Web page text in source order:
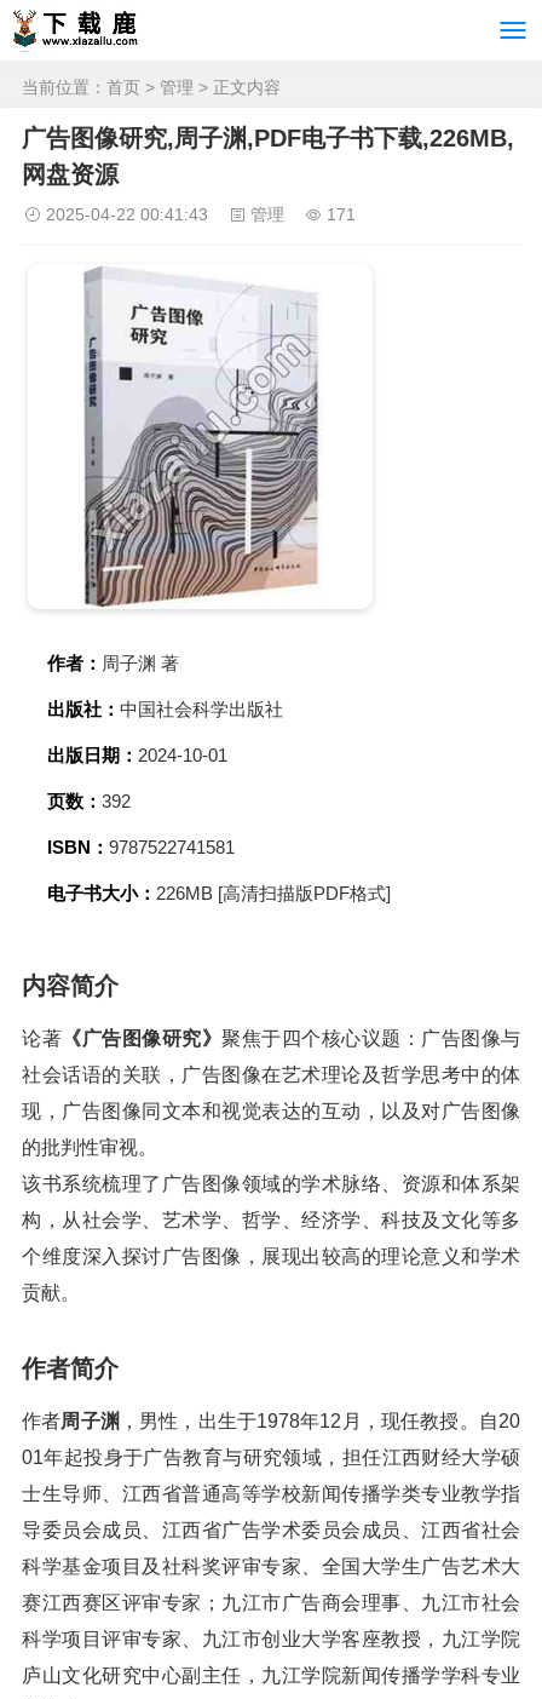
当前位置： 首页 > 管理 > 正文内容
广告图像研究,周子渊,PDF电子书下载,226MB,
网盘资源
2025-04-22 00:41:43 管理 171
作者： 周子渊 著
出版社： 中国社会科学出版社
出版日期： 2024-10-01
页数： 392
ISBN： 9787522741581
电子书大小： 226MB [高清扫描版PDF格式]
内容简介
论著 《广告图像研究》 聚焦于四个核心议题：广告图像与
社会话语的关联，广告图像在艺术理论及哲学思考中的体
现，广告图像同文本和视觉表达的互动，以及对广告图像
的批判性审视。
该书系统梳理了广告图像领域的学术脉络、资源和体系架
构，从社会学、艺术学、哲学、经济学、科技及文化等多
个维度深入探讨广告图像，展现出较高的理论意义和学术
贡献。
作者简介
作者周子渊 ，男性，出生于1978年12月，现任教授。自20
01年起投身于广告教育与研究领域，担任江西财经大学硕
士生导师、江西省普通高等学校新闻传播学类专业教学指
导委员会成员、江西省广告学术委员会成员、江西省社会
科学基金项目及社科奖评审专家、全国大学生广告艺术大
赛江西赛区评审专家；九江市广告商会理事、九江市社会
科学项目评审专家、九江市创业大学客座教授，九江学院
庐山文化研究中心副主任，九江学院新闻传播学学科专业